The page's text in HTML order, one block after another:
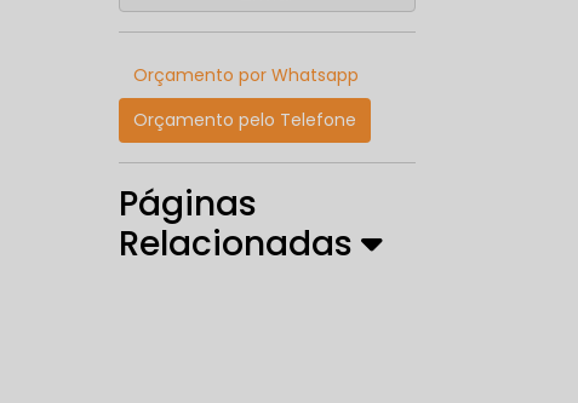
Orçamento por Whatsapp
Orçamento pelo Telefone
Páginas
Relacionadas